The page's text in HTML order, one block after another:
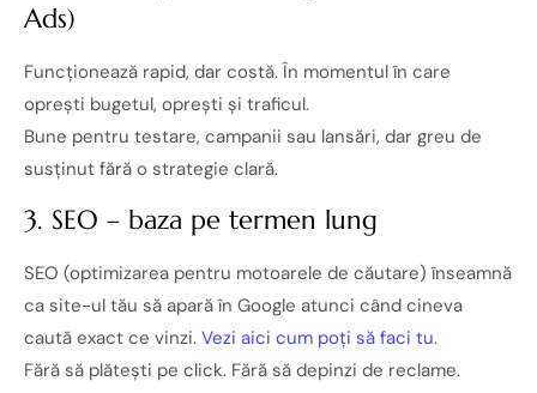
Ads)
Funcționează rapid, dar costă. În momentul în care
oprești bugetul, oprești și traficul.
Bune pentru testare, campanii sau lansări, dar greu de
susținut fără o strategie clară.
3. SEO – baza pe termen lung
SEO (optimizarea pentru motoarele de căutare) înseamnă
ca site-ul tău să apară în Google atunci când cineva
caută exact ce vinzi. Vezi aici cum poți să faci tu.
Fără să plătești pe click. Fără să depinzi de reclame.